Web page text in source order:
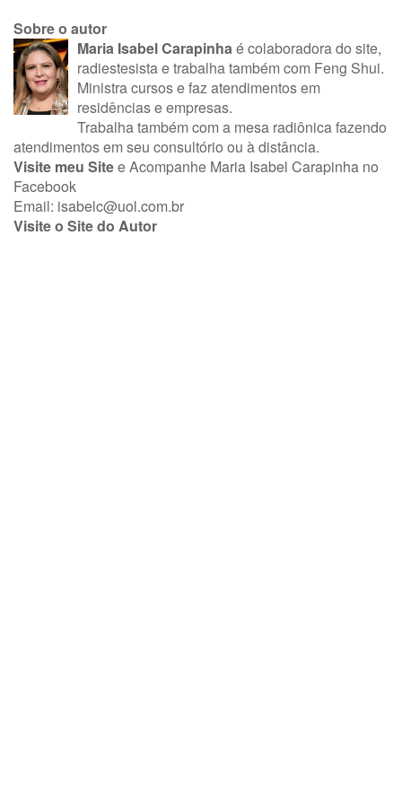
Sobre o autor
Maria Isabel Carapinhaé colaboradora do site,
radiestesista e trabalha também com Feng Shui.
Ministra cursos e faz atendimentos em
residências e empresas.
Trabalha também com a mesa radiônica fazendo
atendimentos em seu consultório ou à distância.
Visite meu Sitee Acompanhe Maria Isabel Carapinha no
Facebook
Email: isabelc@uol.com.br
Visite o Site do Autor